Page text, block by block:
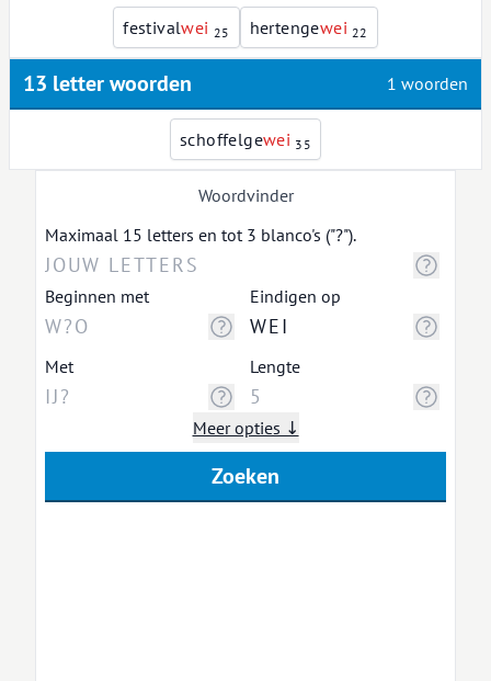
festivalwei 25 hertengewei 22
13 letter woorden 1 woorden
schoffelgewei 35
Woordvinder
Maximaal 15 letters en tot 3 blanco's ("?").
Beginnen met Eindigen op
Met Lengte
Meer opties ↓
Zoeken